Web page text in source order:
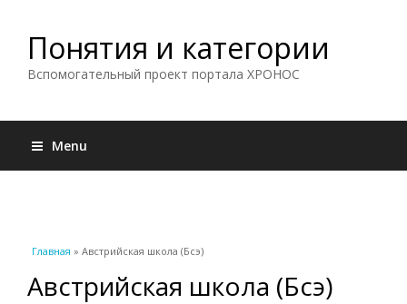
Понятия и категории
Вспомогательный проект портала ХРОНОС
Menu
Вы здесь
Главная » Австрийская школа (Бсэ)
Австрийская школа (Бсэ)